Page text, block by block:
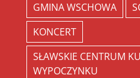
GMINA WSCHOWA
KONCERT
SŁAWSKIE CENTRUM
WYPOCZYNKU